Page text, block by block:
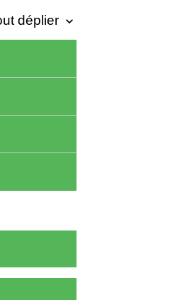
déplier keyboard_arrow_down